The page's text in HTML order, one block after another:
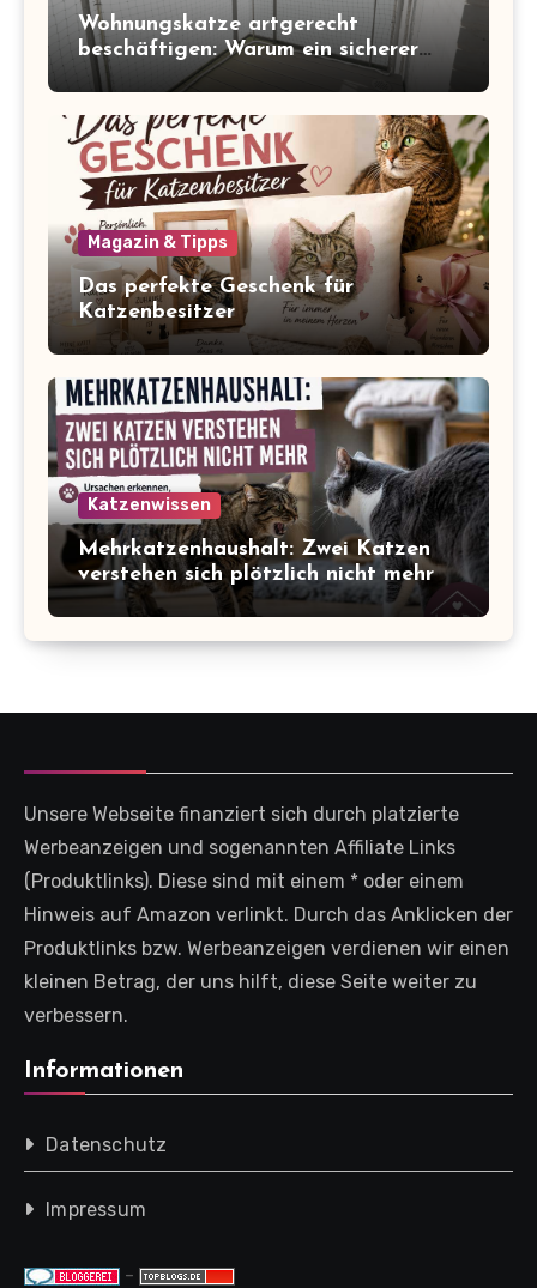
Wohnungskatze artgerecht
beschäftigen: Warum ein sicherer
Balkon zum Freigang dazugehört
Magazin & Tipps
Das perfekte Geschenk für
Katzenbesitzer
Katzenwissen
Mehrkatzenhaushalt: Zwei Katzen
verstehen sich plötzlich nicht mehr
Unsere Webseite finanziert sich durch platzierte
Werbeanzeigen und sogenannten Affiliate Links
(Produktlinks). Diese sind mit einem * oder einem
Hinweis auf Amazon verlinkt. Durch das Anklicken der
Produktlinks bzw. Werbeanzeigen verdienen wir einen
kleinen Betrag, der uns hilft, diese Seite weiter zu
verbessern.
Informationen
Datenschutz
Impressum
-